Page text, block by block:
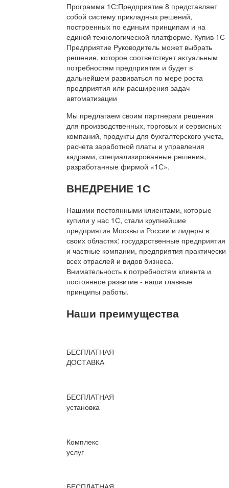
Программа 1С:Предприятие 8 представляет
собой систему прикладных решений,
построенных по единым принципам и на
единой технологической платформе. Купив 1С
Предприятие Руководитель может выбрать
решение, которое соответствует актуальным
потребностям предприятия и будет в
дальнейшем развиваться по мере роста
предприятия или расширения задач
автоматизации
Мы предлагаем своим партнерам решения
для производственных, торговых и сервисных
компаний, продукты для бухгалтерского учета,
расчета заработной платы и управления
кадрами, специализированные решения,
разработанные фирмой «1С».
ВНЕДРЕНИЕ 1С
Нашими постоянными клиентами, которые
купили у нас 1С, стали крупнейшие
предприятия Москвы и России и лидеры в
своих областях: государственные предприятия
и частные компании, предприятия практически
всех отраслей и видов бизнеса.
Внимательность к потребностям клиента и
постоянное развитие - наши главные
принципы работы.
Наши преимущества
БЕСПЛАТНАЯ
ДОСТАВКА
БЕСПЛАТНАЯ
установка
Комплекс
услуг